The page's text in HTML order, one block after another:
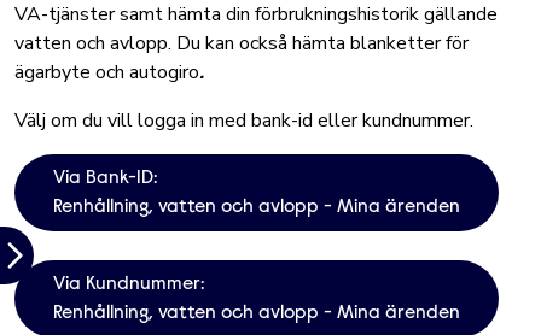
VA-tjänster samt hämta din förbrukningshistorik gällande
vatten och avlopp. Du kan också hämta blanketter för
ägarbyte och autogiro.
Välj om du vill logga in med bank-id eller kundnummer.
Via Bank-ID:
Renhållning, vatten och avlopp - Mina ärenden
Via Kundnummer:
Renhållning, vatten och avlopp - Mina ärenden